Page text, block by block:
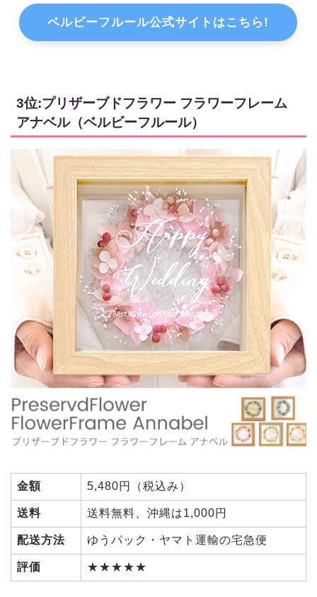
ベルビーフルール公式サイトはこちら!
3位:プリザーブドフラワー フラワーフレーム
アナベル（ベルビーフルール）
金額 5,480円（税込み）
送料 送料無料、沖縄は1,000円
配送方法 ゆうパック・ヤマト運輸の宅急便
評価 ★★★★★